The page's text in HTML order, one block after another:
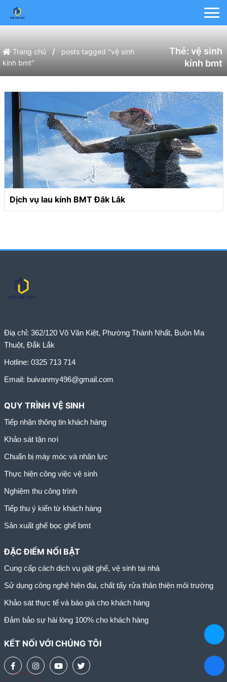
Trang chủ /
posts tagged "vệ sinh
kính bmt"
Thẻ:vệ sinh
kính bmt
Dịch vụ lau kính BMT Đắk Lắk
Điạ chỉ: 362/120 Võ Văn Kiệt, Phường Thành Nhất, Buôn Ma
Thuột, Đắk Lắk
Hotline: 0325 713 714
Email: buivanmy496@gmail.com
QUY TRÌNH VỆ SINH
Tiếp nhận thông tin khách hàng
Khảo sát tận nơi
Chuẩn bị máy móc và nhân lực
Thực hiện công việc vệ sinh
Nghiệm thu công trình
Tiếp thu ý kiến từ khách hàng
Sản xuất ghế bọc ghế bmt
ĐẶC ĐIỂM NỔI BẬT
Cung cấp cách dịch vụ giặt ghế, vệ sinh tại nhà
Sử dụng công nghệ hiện đại, chất tẩy rửa thân thiện môi trường
Khảo sát thực tế và báo giá cho khách hàng
Đảm bảo sự hài lòng 100% cho khách hàng
KẾT NỐI VỚI CHÚNG TÔI